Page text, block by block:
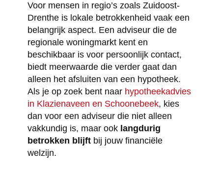
Voor mensen in regio’s zoals Zuidoost-
Drenthe is lokale betrokkenheid vaak een
belangrijk aspect. Een adviseur die de
regionale woningmarkt kent en
beschikbaar is voor persoonlijk contact,
biedt meerwaarde die verder gaat dan
alleen het afsluiten van een hypotheek.
Als je op zoek bent naar hypotheekadvies
in Klazienaveen en Schoonebeek, kies
dan voor een adviseur die niet alleen
vakkundig is, maar ook langdurig
betrokken blijftbij jouw financiële
welzijn.